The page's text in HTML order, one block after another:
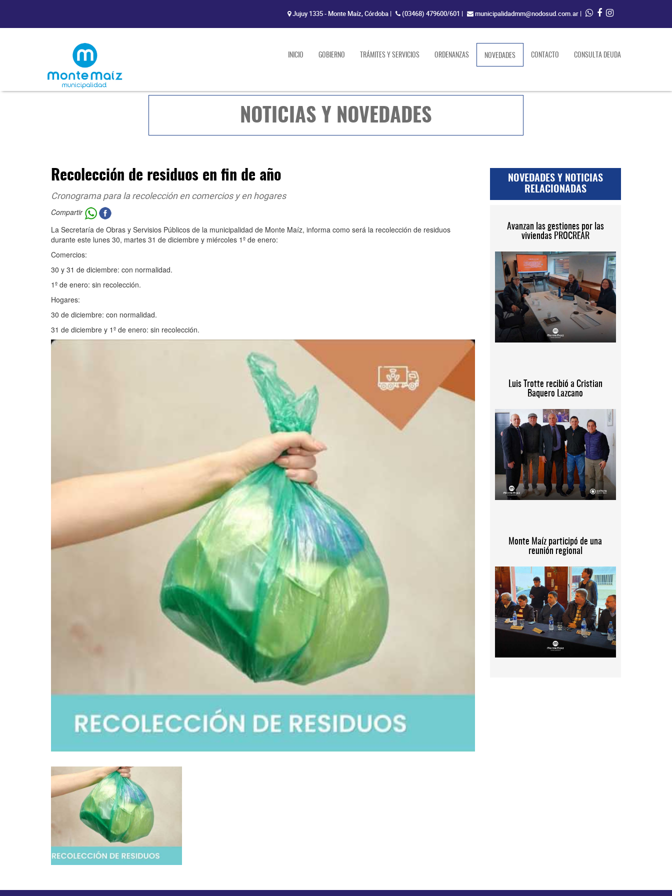
Jujuy 1335 - Monte Maíz, Córdoba | (03468) 479600/601 | municipalidadmm@nodosud.com.ar |
INICIO GOBIERNO TRÁMITES Y SERVICIOS ORDENANZAS NOVEDADES(current)CONTACTO CONSULTA DEUDA
NOTICIAS Y NOVEDADES
Recolección de residuos en fin de año
Cronograma para la recolección en comercios y en hogares
Compartir
La Secretaría de Obras y Servisios Públicos de la municipalidad de Monte Maíz, informa como será la recolección de residuos
durante este lunes 30, martes 31 de diciembre y miércoles 1º de enero:
Comercios:
30 y 31 de diciembre: con normalidad.
1º de enero: sin recolección.
Hogares:
30 de diciembre: con normalidad.
31 de diciembre y 1º de enero: sin recolección.
NOVEDADES Y NOTICIAS
RELACIONADAS
Avanzan las gestiones por las
viviendas PROCREAR
Luis Trotte recibió a Cristian
Baquero Lazcano
Monte Maíz participó de una
reunión regional